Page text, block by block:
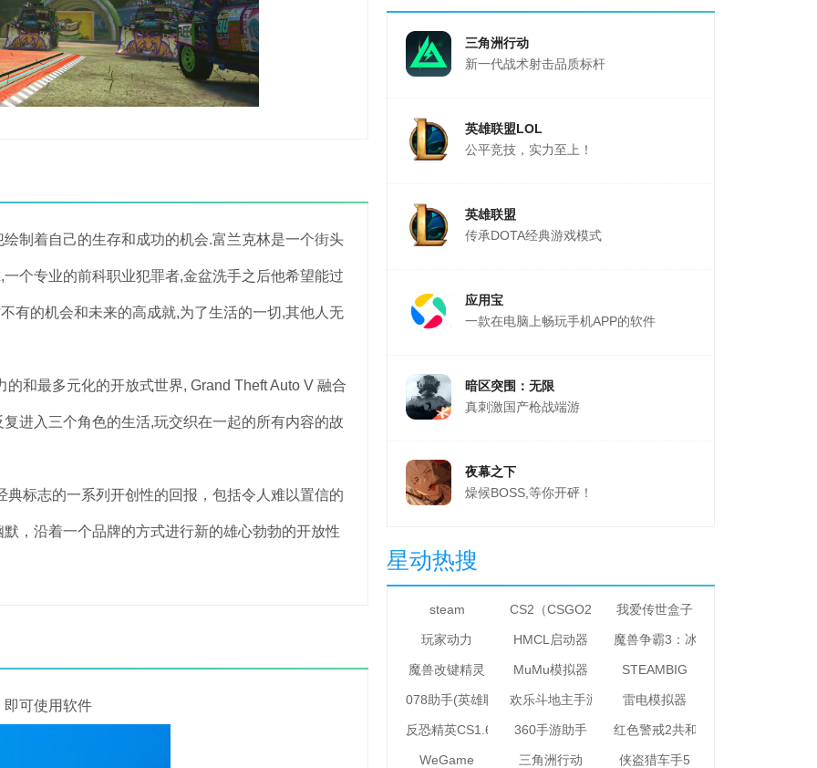
着自己的生存和成功的机会.富兰克林是一个街头
个专业的前科职业犯罪者,金盆洗手之后他希望能过
有的机会和未来的高成就,为了生活的一切,其他人无
最多元化的开放式世界, Grand Theft Auto V 融合
进入三个角色的生活,玩交织在一起的所有内容的故
志的一系列开创性的回报，包括令人难以置信的
，沿着一个品牌的方式进行新的雄心勃勃的开放性
可使用软件
三角洲行动
新一代战术射击品质标杆
英雄联盟LOL
公平竞技，实力至上！
英雄联盟
传承DOTA经典游戏模式
应用宝
一款在电脑上畅玩手机APP的软件
暗区突围：无限
真刺激国产枪战端游
夜幕之下
燥候BOSS,等你开砰！
星动热搜
steam CS2（CSGO2） 我爱传世盒子
玩家动力 HMCL启动器 魔兽争霸3：冰封王座
魔兽改键精灵 MuMu模拟器 STEAMBIG
078助手(英雄联盟助手)欢乐斗地主手游电脑版雷电模拟器
反恐精英CS1.6 360手游助手 红色警戒2共和国之辉
WeGame 三角洲行动 侠盗猎车手5